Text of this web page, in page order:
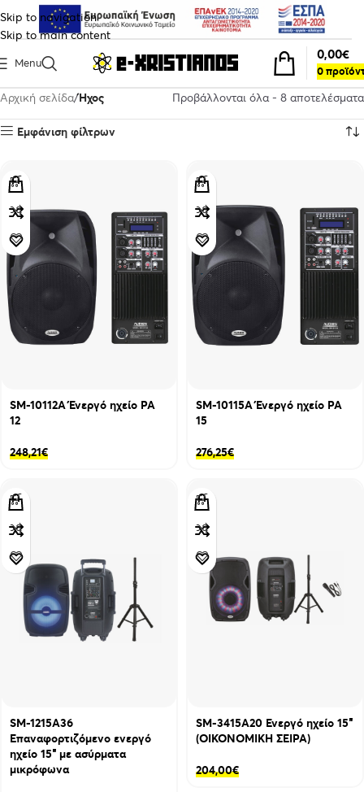
Skip to navigation
Skip to main content
Menu
0
0,00€
Αρχική σελίδα Ήχος Προβάλλονται όλα - 8 αποτελέσματα
Εμφάνιση φίλτρων
SM-10112A Ένεργό ηχείο PA
12
248,21€
SM-10115A Ένεργό ηχείο PA
15
276,25€
SM-1215A36
Επαναφορτιζόμενο ενεργό
ηχείο 15″ με ασύρματα
μικρόφωνα
SM-3415A20 Ενεργό ηχείο 15″
(ΟΙΚΟΝΟΜΙΚΗ ΣΕΙΡΑ)
204,00€